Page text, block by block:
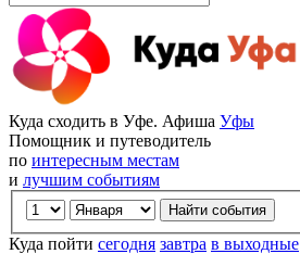
Куда сходить в Уфе. Афиша Уфы
Помощник и путеводитель
по интересным местам
и лучшим событиям
Куда пойти сегодня завтра в выходные